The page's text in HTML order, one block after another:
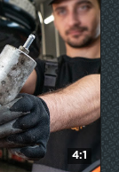
4:1